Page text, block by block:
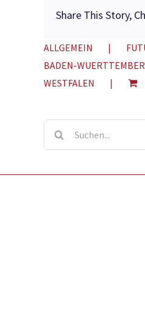
Share This Story,
ALLGEMEIN
BADEN-
WESTFALEN
Suche
nach: